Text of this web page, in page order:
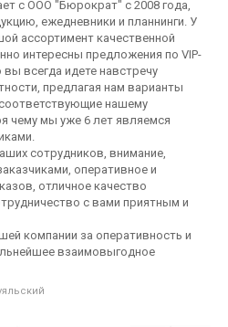
с ООО "Бюрократ" с 2008 года,
ежедневники и планнинги. У
ассортимент качественной
интересны предложения по VIP-
всегда идете навстречу
предлагая нам варианты
нашему
чему мы уже 6 лет являемся
сотрудников, внимание,
оперативное и
отличное качество
с вами приятным и
компании за оперативность и
взаимовыгодное